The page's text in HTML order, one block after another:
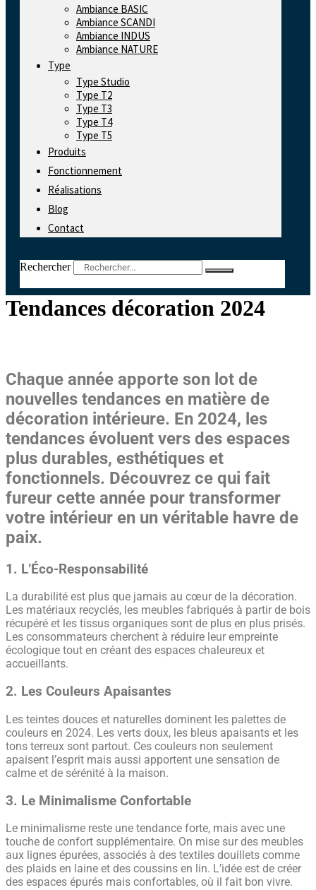
Ambiance BASIC
Ambiance SCANDI
Ambiance INDUS
Ambiance NATURE
Type
Type Studio
Type T2
Type T3
Type T4
Type T5
Produits
Fonctionnement
Réalisations
Blog
Contact
Rechercher
Tendances décoration 2024
Chaque année apporte son lot de
nouvelles tendances en matière de
décoration intérieure. En 2024, les
tendances évoluent vers des espaces
plus durables, esthétiques et
fonctionnels. Découvrez ce qui fait
fureur cette année pour transformer
votre intérieur en un véritable havre de
paix.
1. L’Éco-Responsabilité
La durabilité est plus que jamais au cœur de la décoration.
Les matériaux recyclés, les meubles fabriqués à partir de bois
récupéré et les tissus organiques sont de plus en plus prisés.
Les consommateurs cherchent à réduire leur empreinte
écologique tout en créant des espaces chaleureux et
accueillants.
2. Les Couleurs Apaisantes
Les teintes douces et naturelles dominent les palettes de
couleurs en 2024. Les verts doux, les bleus apaisants et les
tons terreux sont partout. Ces couleurs non seulement
apaisent l’esprit mais aussi apportent une sensation de
calme et de sérénité à la maison.
3. Le Minimalisme Confortable
Le minimalisme reste une tendance forte, mais avec une
touche de confort supplémentaire. On mise sur des meubles
aux lignes épurées, associés à des textiles douillets comme
des plaids en laine et des coussins en lin. L’idée est de créer
des espaces épurés mais confortables, où il fait bon vivre.